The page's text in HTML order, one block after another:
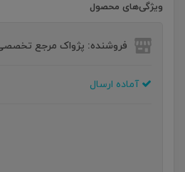
ویژگی‌های محصول
فروشنده: پژواک مرجع تخصصی
آماده ارسال